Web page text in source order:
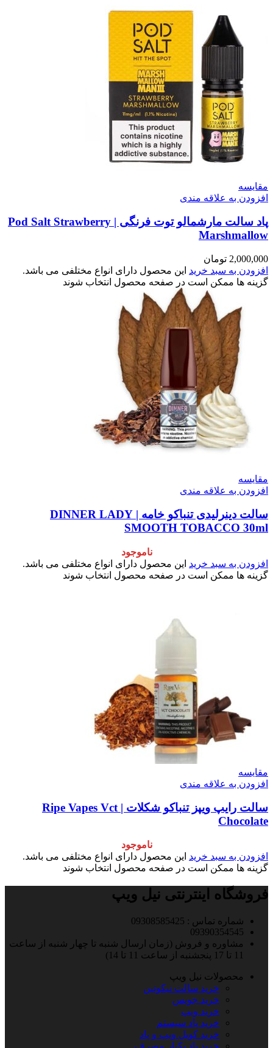
مقایسه
افزودن به علاقه مندی
پاد سالت مارشمالو توت فرنگی | Pod Salt Strawberry
Marshmallow
2,000,000 تومان
افزودن به سبد خرید این محصول دارای انواع مختلفی می باشد.
گزینه ها ممکن است در صفحه محصول انتخاب شوند
مقایسه
افزودن به علاقه مندی
سالت دینرلیدی تنباکو خامه | DINNER LADY
SMOOTH TOBACCO 30ml
ناموجود
افزودن به سبد خرید این محصول دارای انواع مختلفی می باشد.
گزینه ها ممکن است در صفحه محصول انتخاب شوند
مقایسه
افزودن به علاقه مندی
سالت رایپ ویپز تنباکو شکلات | Ripe Vapes Vct
Chocolate
ناموجود
افزودن به سبد خرید این محصول دارای انواع مختلفی می باشد.
گزینه ها ممکن است در صفحه محصول انتخاب شوند
فروشگاه اینترنتی نیل ویپ
شماره تماس : 09308585425
09390354545
مشاوره و فروش (زمان ارسال شنبه تا چهار شنبه از ساعت
11 تا 17 پنجشنبه از ساعت 11 تا 14)
محصولات نیل ویپ
خرید سالت نیکوتین
خرید جویس
خرید ویپ
خرید پاد سیستم
خرید کویل ویپ و پاد
خرید پاد یکبار مصرف